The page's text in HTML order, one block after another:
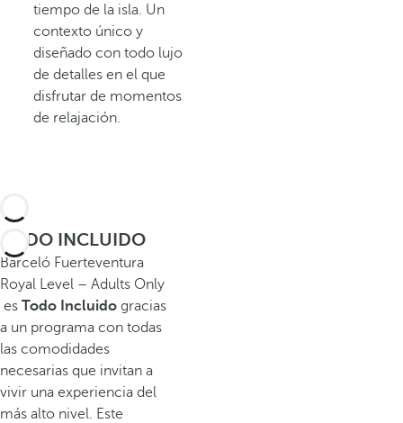
tiempo de la isla. Un
contexto único y
diseñado con todo lujo
de detalles en el que
disfrutar de momentos
de relajación.
TODO INCLUIDO
Barceló Fuerteventura
Royal Level – Adults Only
es Todo Incluido gracias
a un programa con todas
las comodidades
necesarias que invitan a
vivir una experiencia del
más alto nivel. Este